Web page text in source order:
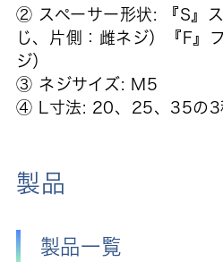
② スペーサー形状: 『S』
じ、片側：雌ネジ）『F』
ジ）
③ ネジサイズ: M5
④ L寸法: 20、25、35の3
製品
製品一覧